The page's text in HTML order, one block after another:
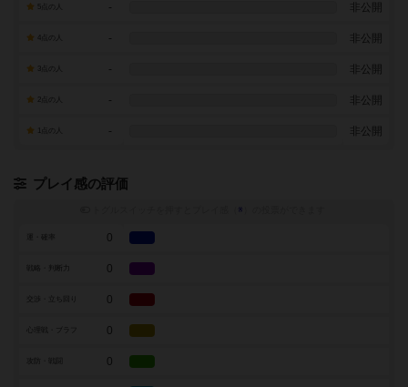
- 非公開
- 非公開
- 非公開
- 非公開
- 非公開
プレイ感の評価
※
0
戦略・判断力 0
0
0
0